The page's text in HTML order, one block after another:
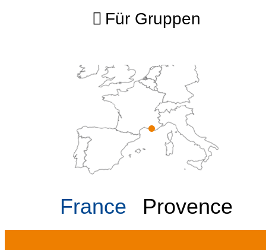
Für Gruppen
France Provence